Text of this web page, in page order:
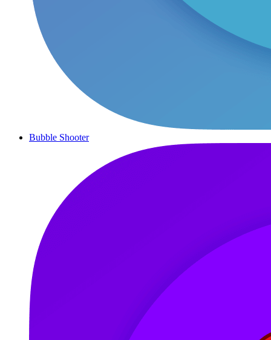
Bubble Shooter